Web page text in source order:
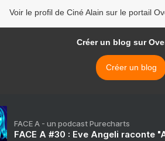
Voir le profil de Ciné Alain sur le portail
Créer un blog sur
Créer un blog
FACE A - un podcast Purecharts
FACE A #30 : Eve Angeli raconte